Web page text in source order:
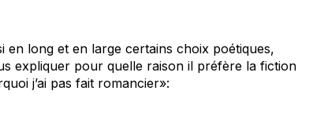
long et en large certains choix poétiques,
expliquer pour quelle raison il préfère la fiction
j’ai pas fait romancier»: